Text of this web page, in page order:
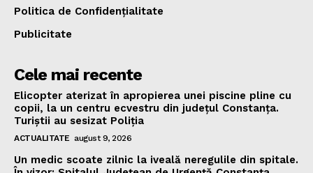
Politica de Confidențialitate
Publicitate
Cele mai recente
Elicopter aterizat în apropierea unei piscine pline cu
copii, la un centru ecvestru din județul Constanța.
Turiștii au sesizat Poliția
ACTUALITATE august 9, 2026
Un medic scoate zilnic la iveală neregulile din spitale.